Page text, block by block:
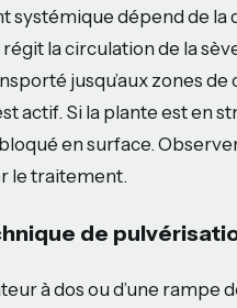
systémique dépend de
la circulation de la
jusqu’aux zones
actif. Si la plante est en
en surface.
le traitement.
de
à dos ou d’une